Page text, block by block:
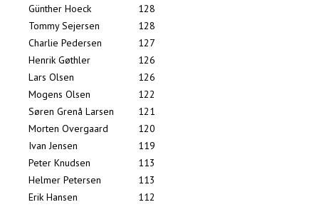
Günther Hoeck
128
Tommy Sejersen
128
Charlie Pedersen
127
Henrik Gøthler
126
Lars Olsen
126
Mogens Olsen
122
Søren Grenå Larsen
121
Morten Overgaard
120
Ivan Jensen
119
Peter Knudsen
113
Helmer Petersen
113
Erik Hansen
112